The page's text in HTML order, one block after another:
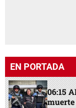
EN PORTADA
06:15
muerte